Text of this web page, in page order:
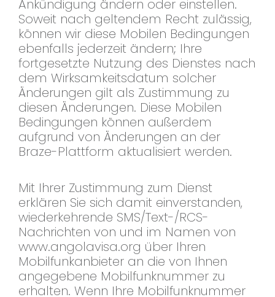
Ankündigung ändern oder einstellen.
Soweit nach geltendem Recht zulässig,
können wir diese Mobilen Bedingungen
ebenfalls jederzeit ändern; Ihre
fortgesetzte Nutzung des Dienstes nach
dem Wirksamkeitsdatum solcher
Änderungen gilt als Zustimmung zu
diesen Änderungen. Diese Mobilen
Bedingungen können außerdem
aufgrund von Änderungen an der
Braze-Plattform aktualisiert werden.
Mit Ihrer Zustimmung zum Dienst
erklären Sie sich damit einverstanden,
wiederkehrende SMS/Text-/RCS-
Nachrichten von und im Namen von
www.angolavisa.org über Ihren
Mobilfunkanbieter an die von Ihnen
angegebene Mobilfunknummer zu
erhalten. Wenn Ihre Mobilfunknummer